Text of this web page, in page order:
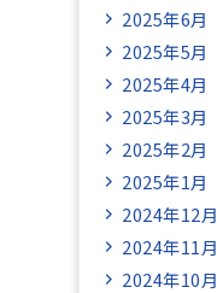
2025年6月
2025年5月
2025年4月
2025年3月
2025年2月
2025年1月
2024年12月
2024年11月
2024年10月